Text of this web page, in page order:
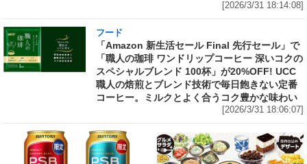
[2026/3/31 18:14:08]
フード
「Amazon 新生活セール Final 先行セール」で
「職人の珈琲 ワンドリップコーヒー 深いコクの
スペシャルブレンド 100杯」が20%OFF! UCC
職人の焙煎とブレンド技術で毎日飽きない定番
コーヒー。ミルクとよく合うコク豊かな味わい
[2026/3/31 18:06:07]